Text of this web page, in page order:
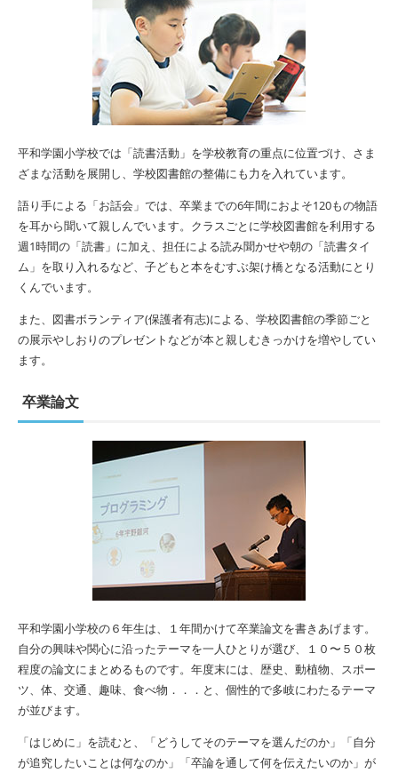
平和学園小学校では「読書活動」を学校教育の重点に位置づけ、さま
ざまな活動を展開し、学校図書館の整備にも力を入れています。
語り手による「お話会」では、卒業までの6年間におよそ120もの物語
を耳から聞いて親しんでいます。クラスごとに学校図書館を利用する
週1時間の「読書」に加え、担任による読み聞かせや朝の「読書タイ
ム」を取り入れるなど、子どもと本をむすぶ架け橋となる活動にとり
くんでいます。
また、図書ボランティア(保護者有志)による、学校図書館の季節ごと
の展示やしおりのプレゼントなどが本と親しむきっかけを増やしてい
ます。
卒業論文
平和学園小学校の６年生は、１年間かけて卒業論文を書きあげます。
自分の興味や関心に沿ったテーマを一人ひとりが選び、１０〜５０枚
程度の論文にまとめるものです。年度末には、歴史、動植物、スポー
ツ、体、交通、趣味、食べ物．．．と、個性的で多岐にわたるテーマ
が並びます。
「はじめに」を読むと、「どうしてそのテーマを選んだのか」「自分
が追究したいことは何なのか」「卒論を通して何を伝えたいのか」が